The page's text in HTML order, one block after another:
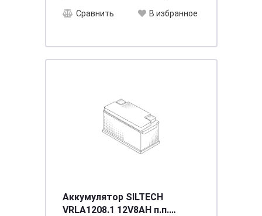
Сравнить В избранное
Аккумулятор SILTECH
VRLA1208.1 12V8AH п.п.